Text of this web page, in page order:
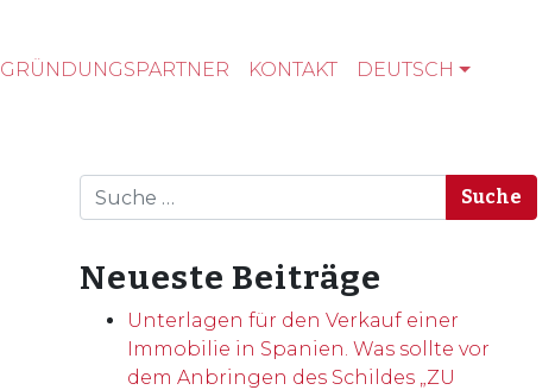
GRÜNDUNGSPARTNER KONTAKT DEUTSCH
Suche
Neueste Beiträge
Unterlagen für den Verkauf einer
Immobilie in Spanien. Was sollte vor
dem Anbringen des Schildes „ZU